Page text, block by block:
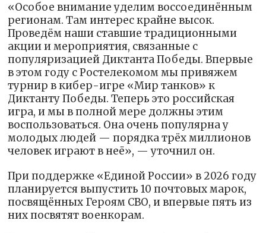
«Особое внимание уделим воссоединённым
регионам. Там интерес крайне высок.
Проведём наши ставшие традиционными
акции и мероприятия, связанные с
популяризацией Диктанта Победы. Впервые
в этом году с Ростелекомом мы привяжем
турнир в кибер-игре «Мир танков» к
Диктанту Победы. Теперь это российская
игра, и мы в полной мере должны этим
воспользоваться. Она очень популярна у
молодых людей — порядка трёх миллионов
человек играют в неё», — уточнил он.
При поддержке «Единой России» в 2026 году
планируется выпустить 10 почтовых марок,
посвящённых Героям СВО, и впервые пять из
них посвятят военкорам.